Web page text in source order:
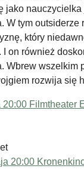
jako
W tym outsiderze
który
I on również
Wbrew wszelkim
rozwija się
20:00 Filmtheater
20:00